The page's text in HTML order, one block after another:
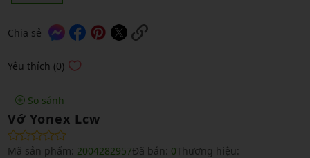
Chia sẻ
Yêu thích (0)
So sánh
Vớ Yonex Lcw
Mã sản phẩm: 2004282957Đã bán: 0Thương hiệu: